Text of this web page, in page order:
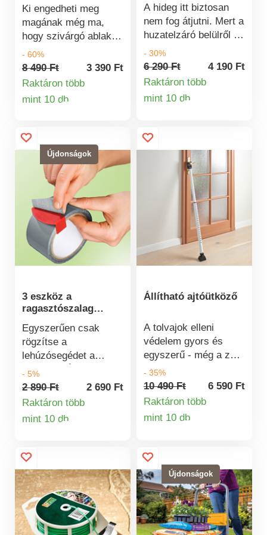
működik.
Ki engedheti meg
magának még ma,
hogy szivárgó ablakok
és ajtók legyenek?
Zárja le őket viharálló
szilikon csíkokkal –
szorosan tartanak, és
huzatot és a hideget.
A hő a helyiségben
marad, és az ajtó
záródik, mint
korábban, öntapadós.
3 szélesség 2,5 cm,
3,5 cm, 4,5 cm.
Mindegyik hossza 5
m.
- 60%
8 490 Ft
3 390 Ft
Raktáron több
mint 10 dbTermékinformációk
A hideg itt biztosan
nem fog átjutni. Mert a
huzatelzáró belülről és
kívülről is lezár.
Egyszerűen
csúsztassa az ajtó alá
szüksége
- 30%
6 290 Ft
4 190 Ft
Raktáron több
mint 10 db
Újdonságok
3 eszköz a
ragasztószalag
eltávolításához
Egyszerűen csak
rögzítse a
lehúzósegédet a
szalagon. Így
megjelölheti és
rögzítheti a szalag
is könnyedén
Bármely kb. 5 cm
széles
ragasztótekerccsel
használható.
- 5%
2 890 Ft
2 690 Ft
Raktáron több
mint 10 dbTermékinformációk
Állítható ajtóütköző
A tolvajok elleni
védelem gyors és
egyszerű - még a zár
nélküli ajtókon is:
állítsa a vasrudat a
kilincs magasságába,
ferdén a kilincs vagy a
tolóajtók rögzítésére
is alkalmas. Szilárd
védelem a tolvajok
ellen. Könnyen és
gyorsan felszerelhető.
Csúszásmentes
- 35%
10 490 Ft
6 590 Ft
Raktáron több
mint 10 db
Újdonságok